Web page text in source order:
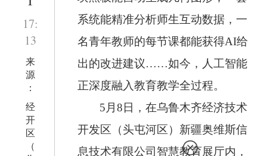
17:
13
来
源
：
经
开
区
（
系统能精准分析师生互动数据，一
名青年教师的每节课都能获得AI给
出的改进建议……如今，人工智能
正深度融入教育教学全过程。
5月8日，在乌鲁木齐经济技术
开发区（头屯河区）新疆奥维斯信
息技术有限公司智慧教育展厅内，